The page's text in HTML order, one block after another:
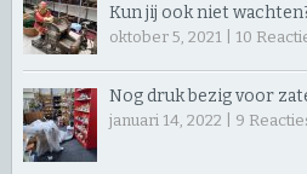
Kun jij ook niet
oktober 5, 2021 | 10
Nog druk bezig voor
januari 14, 2022 | 9